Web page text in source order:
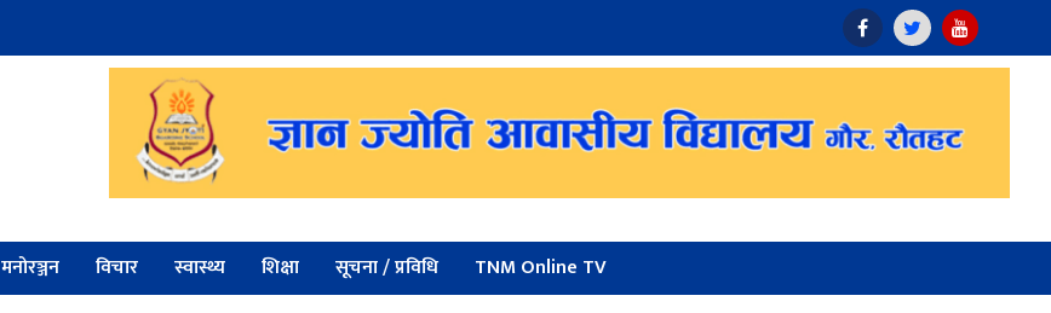
मनोरञ्जन विचार स्वास्थ्य शिक्षा सूचना / प्रविधि TNM Online TV